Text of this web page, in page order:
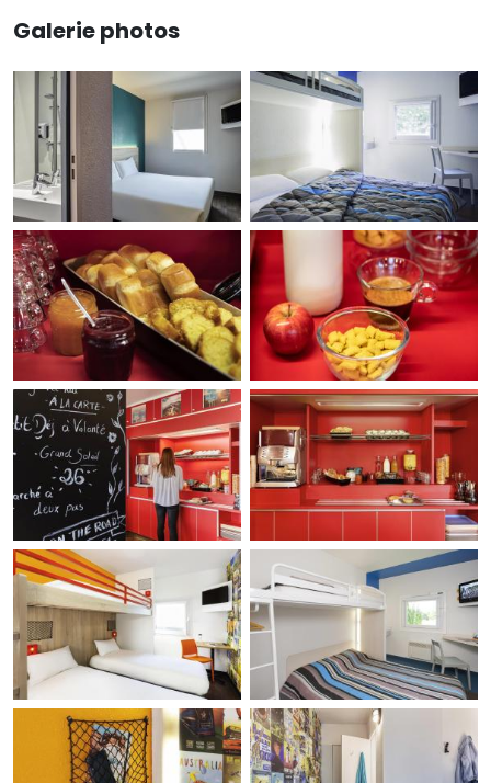
Galerie photos